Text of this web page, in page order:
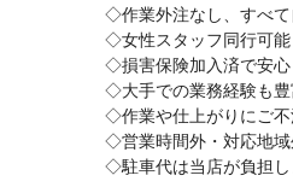
◇作業外注なし、すべて
◇女性スタッフ同行可能
◇損害保険加入済で安心
◇大手での業務経験も豊
◇作業や仕上がりにご
◇営業時間外・対応地域
◇駐車代は当店が負担し